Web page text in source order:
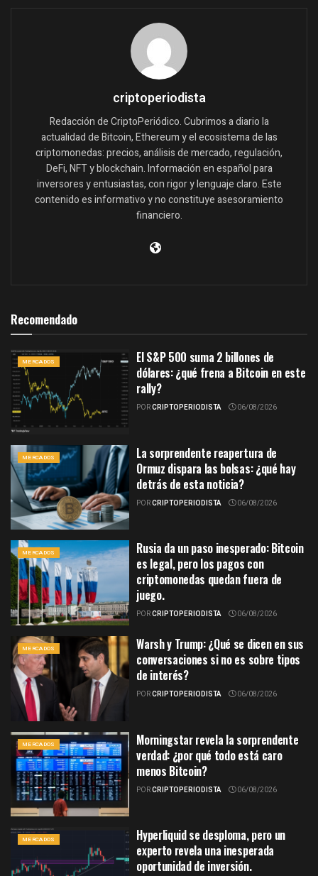
criptoperiodista
Redacción de CriptoPeriódico. Cubrimos a diario la
actualidad de Bitcoin, Ethereum y el ecosistema de las
criptomonedas: precios, análisis de mercado, regulación,
DeFi, NFT y blockchain. Información en español para
inversores y entusiastas, con rigor y lenguaje claro. Este
contenido es informativo y no constituye asesoramiento
financiero.
Recomendado
MERCADOS
El S&P 500 suma 2 billones de
dólares: ¿qué frena a Bitcoin en este
rally?
PORCRIPTOPERIODISTA 06/08/2026
MERCADOS
La sorprendente reapertura de
Ormuz dispara las bolsas: ¿qué hay
detrás de esta noticia?
PORCRIPTOPERIODISTA 06/08/2026
MERCADOS
Rusia da un paso inesperado: Bitcoin
es legal, pero los pagos con
criptomonedas quedan fuera de
juego.
PORCRIPTOPERIODISTA 06/08/2026
MERCADOS
Warsh y Trump: ¿Qué se dicen en sus
conversaciones si no es sobre tipos
de interés?
PORCRIPTOPERIODISTA 06/08/2026
MERCADOS
Morningstar revela la sorprendente
verdad: ¿por qué todo está caro
menos Bitcoin?
PORCRIPTOPERIODISTA 06/08/2026
MERCADOS
Hyperliquid se desploma, pero un
experto revela una inesperada
oportunidad de inversión.